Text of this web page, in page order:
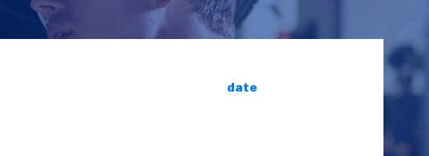
date